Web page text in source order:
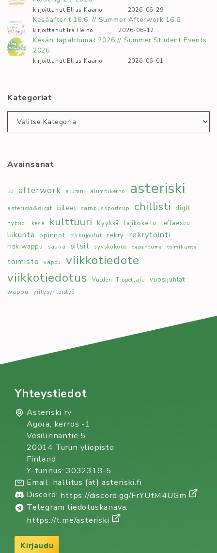
kirjoittanut Elias Kaario 2026-06-29
Kesäafterit 16.6. // Summer Afterwork 16.6.
kirjoittanut Ira Heino 2026-06-12
Kesän tapahtumat 2026 // Summer Student Events
2026
kirjoittanut Elias Kaario 2026-06-01
Kategoriat
Kategoriat
Avainsanat
50 afterwork alumni alumnikerho asteriski
asteriski&digit bileet campussportcup chillisti digit
hybridi kesä kulttuuri Kyykkä lajikokeilu leffaexcu
liikunta opinnot pikkujoulut rekry rekrytointi
riskiwappu sauna sitsit syyskokous tapahtuma toimikunta
toimisto vappu
viikkotiedote
viikkotiedotus
Vuoden IT-opettaja vuosijuhlat
wappu yritysyhteistyö
Yhteystiedot
Asteriski ry
Agora, kerros -1
Vesilinnantie 5
20014 Turun yliopisto
Finland
Y-tunnus: 3032318-5
Email: hallitus [ät] asteriski.fi
Discord: https://discord.gg/FrYUtM4UGm
Telegram tiedotuskanava:
https://t.me/asteriski
Kirjaudu